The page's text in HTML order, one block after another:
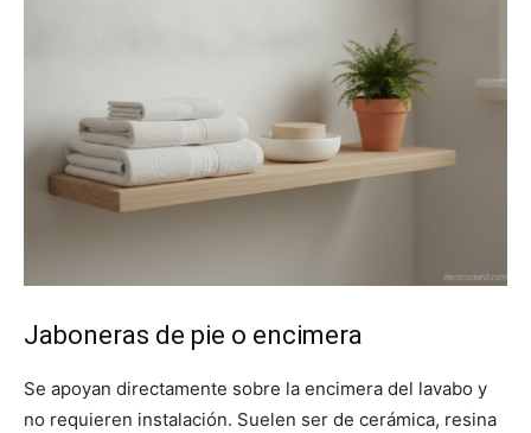
Jaboneras de pie o encimera
Se apoyan directamente sobre la encimera del lavabo y
no requieren instalación. Suelen ser de cerámica, resina